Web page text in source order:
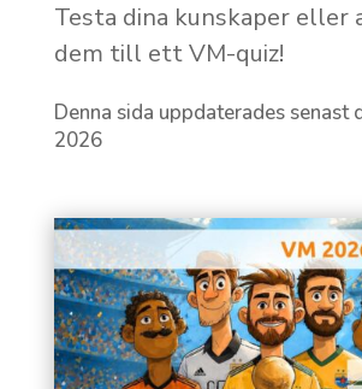
Testa dina kunskaper eller
dem till ett VM-quiz!
Denna sida uppdaterades senast
2026